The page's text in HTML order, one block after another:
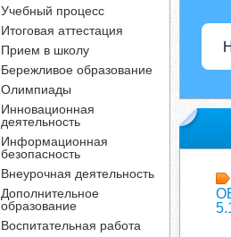
Учебный процесс
Итоговая аттестация
Прием в школу
Бережливое образование
Олимпиады
Инновационная
деятельность
Информационная
безопасность
Внеурочная деятельность
Дополнительное
образование
Воспитательная работа